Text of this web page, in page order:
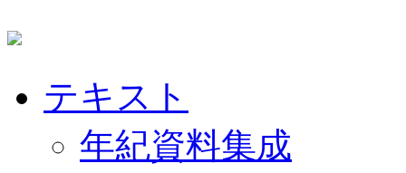
テキスト
年紀資料集成